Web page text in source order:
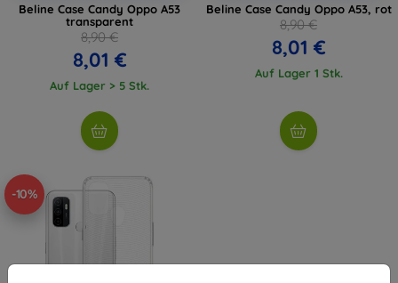
Beline Case Candy Oppo A53
transparent
8,90 €
8,01 €
Auf Lager > 5 Stk.
Beline Case Candy Oppo A53, rot
8,90 €
8,01 €
Auf Lager 1 Stk.
-10%